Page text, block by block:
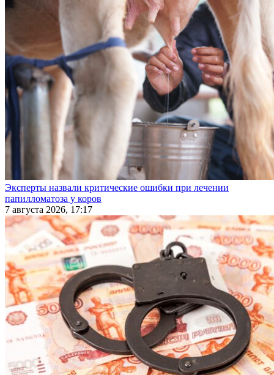
Эксперты назвали критические ошибки при лечении
папилломатоза у коров
7 августа 2026, 17:17